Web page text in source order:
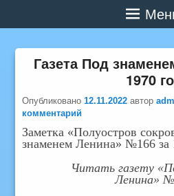
Газета Под
1970
Опубликовано12.11.2022 автор
комментарий
Заметка «Полуостров
знаменем Ленина» №166 за
Читать газету
Ленина»